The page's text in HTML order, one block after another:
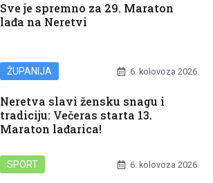
Sve je spremno za 29. Maraton
lađa na Neretvi
ŽUPANIJA 6. kolovoza 2026.
Neretva slavi žensku snagu i
tradiciju: Večeras starta 13.
Maraton lađarica!
SPORT 6. kolovoza 2026.